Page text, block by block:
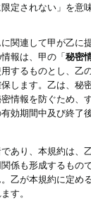
定されない」を意味
関連して甲が乙に
報は、甲の「秘密
するものとし、乙
します。乙は、秘
情報を防ぐため、
効期間中及び終了
あり、本規約は、
係も形成するもの
乙が本規約に定め
す。